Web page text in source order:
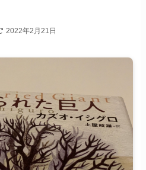
2022年2月21日